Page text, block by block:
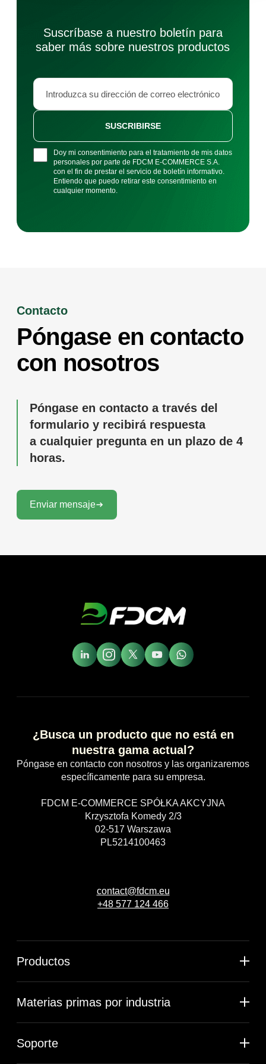
Suscríbase a nuestro boletín para
saber más sobre nuestros productos
Doy mi consentimiento para el tratamiento de mis datos
personales por parte de FDCM E-COMMERCE S.A.
con el fin de prestar el servicio de boletín informativo.
Entiendo que puedo retirar este consentimiento en
cualquier momento.
SUSCRIBIRSE
Contacto
Póngase en contacto
con nosotros
Póngase en contacto a través del
formulario y recibirá respuesta
a cualquier pregunta en un plazo de 4
horas.
Enviar mensaje
¿Busca un producto que no está en
nuestra gama actual?
Póngase en contacto con nosotros y las organizaremos
específicamente para su empresa.
FDCM E-COMMERCE SPÓŁKA AKCYJNA
Krzysztofa Komedy 2/3
02-517 Warszawa
PL5214100463
contact@fdcm.eu
+48 577 124 466
Productos
Materias primas por industria
Soporte